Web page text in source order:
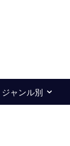
ジャンル別